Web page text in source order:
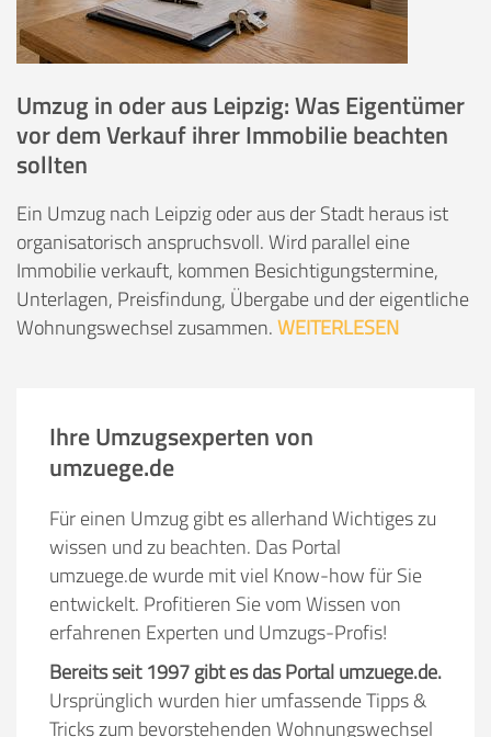
Umzug in oder aus Leipzig: Was Eigentümer
vor dem Verkauf ihrer Immobilie beachten
sollten
Ein Umzug nach Leipzig oder aus der Stadt heraus ist
organisatorisch anspruchsvoll. Wird parallel eine
Immobilie verkauft, kommen Besichtigungstermine,
Unterlagen, Preisfindung, Übergabe und der eigentliche
Wohnungswechsel zusammen.WEITERLESEN
Ihre Umzugsexperten von
umzuege.de
Für einen Umzug gibt es allerhand Wichtiges zu
wissen und zu beachten. Das Portal
umzuege.de wurde mit viel Know-how für Sie
entwickelt. Profitieren Sie vom Wissen von
erfahrenen Experten und Umzugs-Profis!
Bereits seit 1997 gibt es das Portal umzuege.de.
Ursprünglich wurden hier umfassende Tipps &
Tricks zum bevorstehenden Wohnungswechsel